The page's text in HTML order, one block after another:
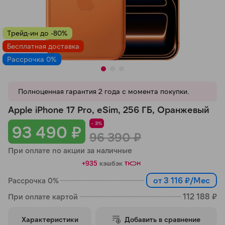
Трейд-ин до -80%
Бесплатная доставка
Рассрочка 0%
93 490 ₽ - 3%
96 390 ₽
При оплате по акции за наличные
+935 кэшбэк
Рассрочка 0% от 3 116 ₽/Мес
При оплате картой 112 188 ₽
Полноценная гарантия 2 года с момента покупки.
Apple iPhone 17 Pro, eSim, 256 ГБ, Оранжевый
Характеристики Добавить в сравнение
в корзину
Оплачивайте сегодня только
% картой любого банка
Получайте товар
выбранный способом
Оставшиеся 75 % будут
списыватьсяс вашей карты
Подробнее